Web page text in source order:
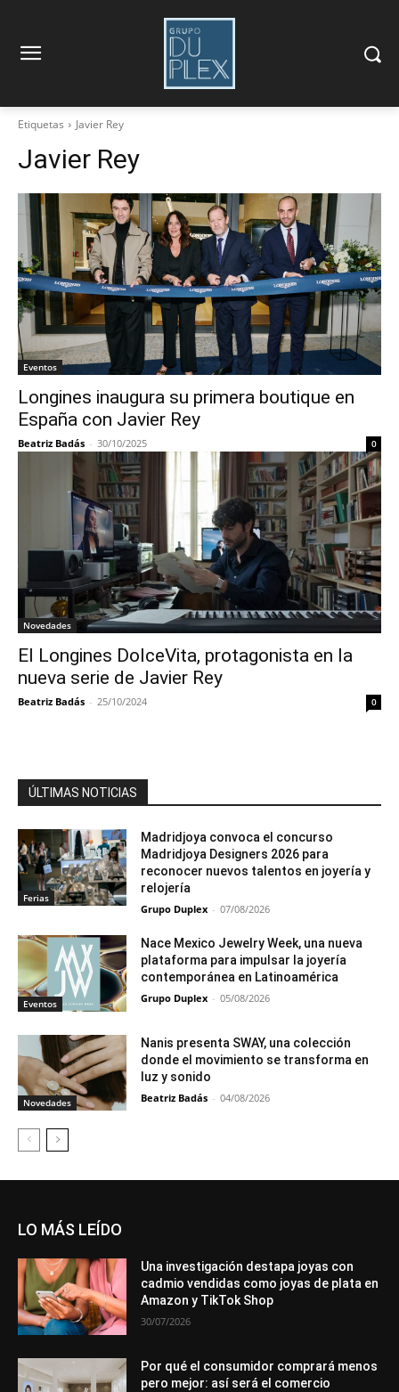
Etiquetas Javier Rey
Javier Rey
Eventos
Longines inaugura su primera boutique en
España con Javier Rey
Beatriz Badás - 30/10/2025 0
Novedades
El Longines DolceVita, protagonista en la
nueva serie de Javier Rey
Beatriz Badás - 25/10/2024 0
ÚLTIMAS NOTICIAS
Ferias
Madridjoya convoca el concurso
Madridjoya Designers 2026 para
reconocer nuevos talentos en joyería y
relojería
Grupo Duplex - 07/08/2026
Eventos
Nace Mexico Jewelry Week, una nueva
plataforma para impulsar la joyería
contemporánea en Latinoamérica
Grupo Duplex - 05/08/2026
Novedades
Nanis presenta SWAY, una colección
donde el movimiento se transforma en
luz y sonido
Beatriz Badás - 04/08/2026
LO MÁS LEÍDO
Una investigación destapa joyas con
cadmio vendidas como joyas de plata en
Amazon y TikTok Shop
30/07/2026
Por qué el consumidor comprará menos
pero mejor: así será el comercio